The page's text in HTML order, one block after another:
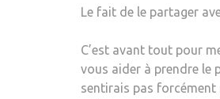
Le fait de le partager
C’est avant tout pour
vous aider à prendre le
sentirais pas forcément